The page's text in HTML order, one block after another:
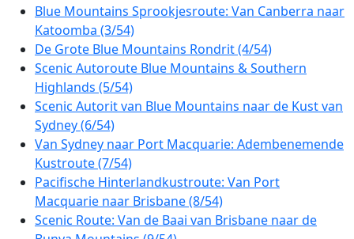
Blue Mountains Sprookjesroute: Van Canberra naar
Katoomba (3/54)
De Grote Blue Mountains Rondrit (4/54)
Scenic Autoroute Blue Mountains & Southern
Highlands (5/54)
Scenic Autorit van Blue Mountains naar de Kust van
Sydney (6/54)
Van Sydney naar Port Macquarie: Adembenemende
Kustroute (7/54)
Pacifische Hinterlandkustroute: Van Port
Macquarie naar Brisbane (8/54)
Scenic Route: Van de Baai van Brisbane naar de